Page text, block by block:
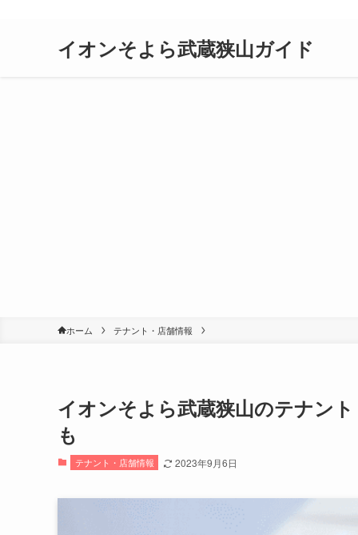
イオンそよら武蔵狭山ガイド
ホーム テナント・店舗情報
イオンそよら武蔵狭山のテナン
も
テナント・店舗情報 2023年9月6日